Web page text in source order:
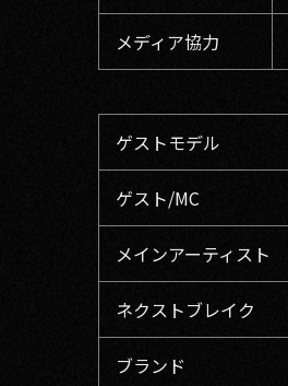
メディア協力
ゲストモデル
ゲスト/MC
メインアーティスト
ネクストブレイク
ブランド